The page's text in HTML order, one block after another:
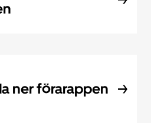
ner förarappen